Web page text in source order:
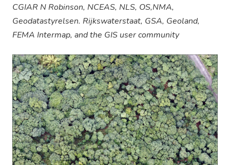
CGIAR N Robinson, NCEAS, NLS, OS,NMA,
Geodatastyrelsen. Rijkswaterstaat, GSA, Geoland,
FEMA Intermap, and the GIS user community